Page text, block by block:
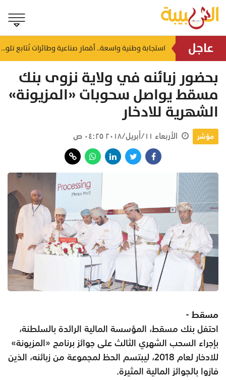
عاجل قبل إغلاق التسجيل 16 أغسطس.. فرصة لشباب جنوب الشرقية لتأسيس مشاريعهم التقنية منذ ساعة استجابة وطنية واسعة.. أقمار صناعية وطائرات تُتابع تلوث السفينة الجانحة بظفار
بحضور زبائنه في ولاية نزوى بنك
مسقط يواصل سحوبات «المزيونة»
الشهرية للادخار
مؤشر الأربعاء ١١/أبريل/٢٠١٨ ٠٤:٢٥ ص
مسقط -
احتفل بنك مسقط، المؤسسة المالية الرائدة بالسلطنة،
بإجراء السحب الشهري الثالث على جوائز برنامج «المزيونة»
للادخار لعام 2018، ليبتسم الحظ لمجموعة من زبائنه، الذين
فازوا بالجوائز المالية المثيرة.